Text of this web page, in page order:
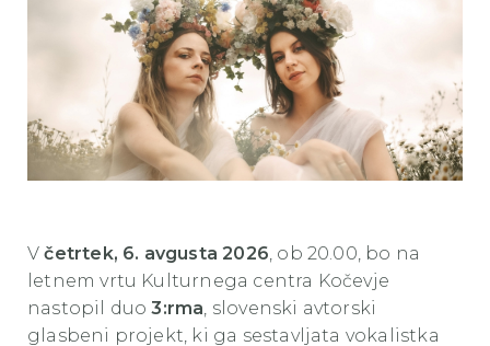
Včetrtek, 6. avgusta 2026, ob 20.00, bo na
letnem vrtu Kulturnega centra Kočevje
nastopil duo3:rma, slovenski avtorski
glasbeni projekt, ki ga sestavljata vokalistka